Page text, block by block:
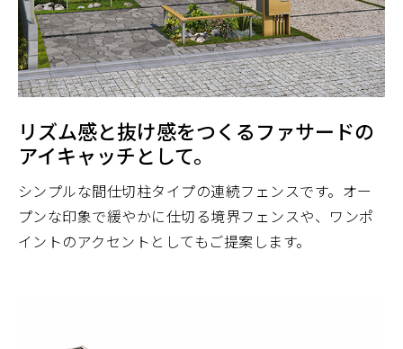
リズム感と抜け感をつくるファサードの
アイキャッチとして。
シンプルな間仕切柱タイプの連続フェンスです。オー
プンな印象で緩やかに仕切る境界フェンスや、ワンポ
イントのアクセントとしてもご提案します。